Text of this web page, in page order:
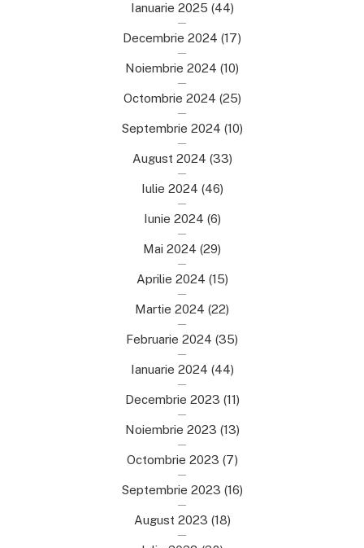
Ianuarie 2025 (44)
Decembrie 2024 (17)
Noiembrie 2024 (10)
Octombrie 2024 (25)
Septembrie 2024 (10)
August 2024 (33)
Iulie 2024 (46)
Iunie 2024 (6)
Mai 2024 (29)
Aprilie 2024 (15)
Martie 2024 (22)
Februarie 2024 (35)
Ianuarie 2024 (44)
Decembrie 2023 (11)
Noiembrie 2023 (13)
Octombrie 2023 (7)
Septembrie 2023 (16)
August 2023 (18)